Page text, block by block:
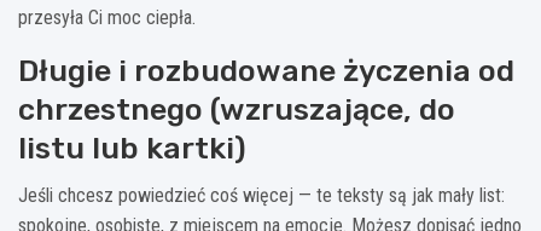
przesyła Ci moc ciepła.
Długie i rozbudowane życzenia od
chrzestnego (wzruszające, do
listu lub kartki)
Jeśli chcesz powiedzieć coś więcej — te teksty są jak mały list:
spokojne, osobiste, z miejscem na emocje. Możesz dopisać jedno